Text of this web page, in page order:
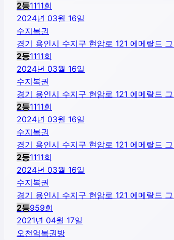
2등1111회
2024년 03월 16일
수지복권
경기 용인시 수지구 현암로 121 에메랄드
2등1111회
2024년 03월 16일
수지복권
경기 용인시 수지구 현암로 121 에메랄드
2등1111회
2024년 03월 16일
수지복권
경기 용인시 수지구 현암로 121 에메랄드
2등1111회
2024년 03월 16일
수지복권
경기 용인시 수지구 현암로 121 에메랄드
2등959회
2021년 04월 17일
오천억복권방